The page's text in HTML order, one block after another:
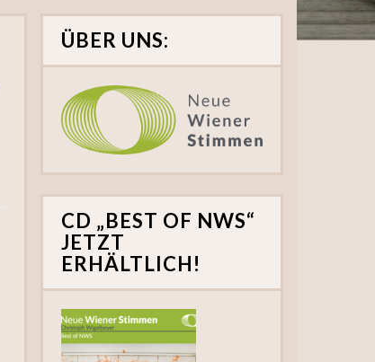
ÜBER UNS:
CD „BEST OF NWS“
JETZT
ERHÄLTLICH!